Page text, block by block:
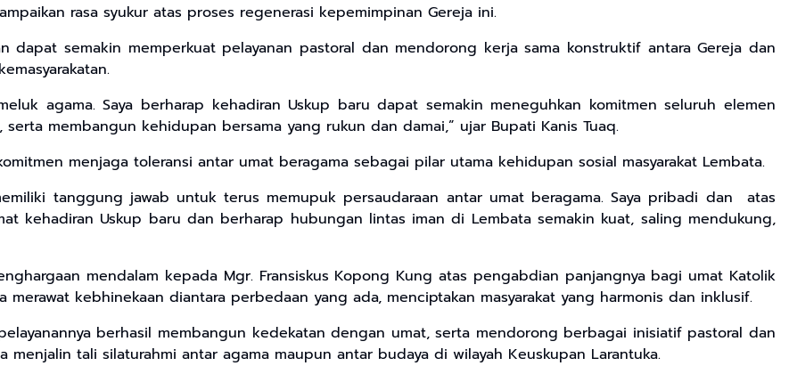
rasa syukur atas proses regenerasi kepemimpinan Gereja ini.
dapat semakin memperkuat pelayanan pastoral dan mendorong kerja sama konstruktif antara Gereja dan
agama. Saya berharap kehadiran Uskup baru dapat semakin meneguhkan komitmen seluruh elemen
membangun kehidupan bersama yang rukun dan damai,” ujar Bupati Kanis Tuaq.
menjaga toleransi antar umat beragama sebagai pilar utama kehidupan sosial masyarakat Lembata.
tanggung jawab untuk terus memupuk persaudaraan antar umat beragama. Saya pribadi dan atas
kehadiran Uskup baru dan berharap hubungan lintas iman di Lembata semakin kuat, saling mendukung,
mendalam kepada Mgr. Fransiskus Kopong Kung atas pengabdian panjangnya bagi umat Katolik
kebhinekaan diantara perbedaan yang ada, menciptakan masyarakat yang harmonis dan inklusif.
berhasil membangun kedekatan dengan umat, serta mendorong berbagai inisiatif pastoral dan
tali silaturahmi antar agama maupun antar budaya di wilayah Keuskupan Larantuka.